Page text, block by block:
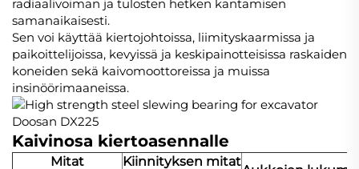
radiaalivoiman ja tulosten hetken kantamisen
samanaikaisesti.
Sen voi käyttää kiertojohtoissa, liimityskaarmissa ja
paikoittelijoissa, kevyissä ja keskipainotteisissa raskaiden
koneiden sekä kaivomoottoreissa ja muissa
insinöörimaaneissa.
Kaivinosa kiertoasennalle
Mitat Kiinnityksen mitat